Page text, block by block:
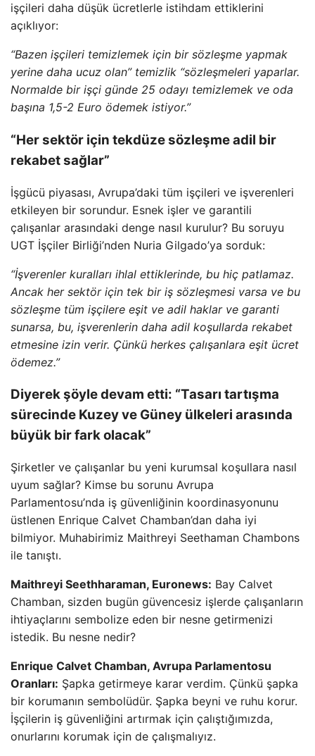
işçileri daha düşük ücretlerle istihdam ettiklerini
açıklıyor:
“Bazen işçileri temizlemek için bir sözleşme yapmak
yerine daha ucuz olan” temizlik “sözleşmeleri yaparlar.
Normalde bir işçi günde 25 odayı temizlemek ve oda
başına 1,5-2 Euro ödemek istiyor.”
“Her sektör için tekdüze sözleşme adil bir
rekabet sağlar”
İşgücü piyasası, Avrupa’daki tüm işçileri ve işverenleri
etkileyen bir sorundur. Esnek işler ve garantili
çalışanlar arasındaki denge nasıl kurulur? Bu soruyu
UGT İşçiler Birliği’nden Nuria Gilgado’ya sorduk:
“İşverenler kuralları ihlal ettiklerinde, bu hiç patlamaz.
Ancak her sektör için tek bir iş sözleşmesi varsa ve bu
sözleşme tüm işçilere eşit ve adil haklar ve garanti
sunarsa, bu, işverenlerin daha adil koşullarda rekabet
etmesine izin verir. Çünkü herkes çalışanlara eşit ücret
ödemez.”
Diyerek şöyle devam etti: “Tasarı tartışma
sürecinde Kuzey ve Güney ülkeleri arasında
büyük bir fark olacak”
Şirketler ve çalışanlar bu yeni kurumsal koşullara nasıl
uyum sağlar? Kimse bu sorunu Avrupa
Parlamentosu’nda iş güvenliğinin koordinasyonunu
üstlenen Enrique Calvet Chamban’dan daha iyi
bilmiyor. Muhabirimiz Maithreyi Seethaman Chambons
ile tanıştı.
Maithreyi Seethharaman, Euronews: Bay Calvet
Chamban, sizden bugün güvencesiz işlerde çalışanların
ihtiyaçlarını sembolize eden bir nesne getirmenizi
istedik. Bu nesne nedir?
Enrique Calvet Chamban, Avrupa Parlamentosu
Oranları: Şapka getirmeye karar verdim. Çünkü şapka
bir korumanın sembolüdür. Şapka beyni ve ruhu korur.
İşçilerin iş güvenliğini artırmak için çalıştığımızda,
onurlarını korumak için de çalışmalıyız.